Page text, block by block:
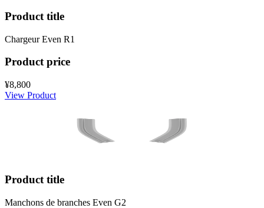
Product title
Chargeur Even R1
Product price
¥8,800
View Product
Product title
Manchons de branches Even G2